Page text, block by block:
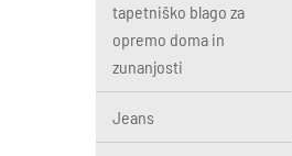
tapetniško blago za
opremo doma in
zunanjosti
Jeans